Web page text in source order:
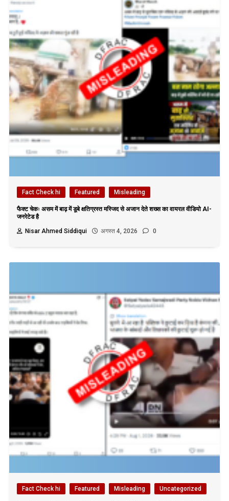
Fact Check hi Featured Misleading
फैक्ट चेकः असम में बाढ़ में डूबे क्षतिग्रस्त मस्जिद से अजान देते शख्स का वायरल वीडियो AI-
जनरेटेड है
Nisar Ahmed Siddiqui
अगस्त 4, 2026 0
Fact Check hi Featured Misleading Uncategorized